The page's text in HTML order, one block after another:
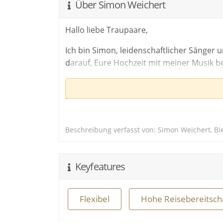
Weitere
Weitere
Weitere
Über Simon Weichert
Hallo liebe Traupaare,
Ich bin Simon, leidenschaftlicher Sänger
darauf, Eure Hochzeit mit meiner Musik
Mein Repertoire reicht von zeitlosen
modernen Größen wie Andreas Bourani,
mich gerne darauf an! :)
Euer Simon
Repertoire
Beschreibung verfasst von: Simon Weichert,
Keyfeatures
Flexibel Hohe